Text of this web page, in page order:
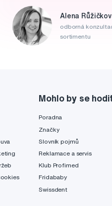
Alena
odborná
sortimentu
Mohlo by se
Poradna
Značky
Slovník pojmů
Reklamace a servis
Klub Profimed
Fridababy
Swissdent